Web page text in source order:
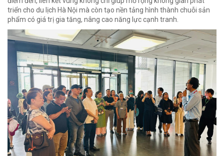
triển cho du lịch Hà Nội mà còn tạo nền tảng hình thành chuỗi sản
phẩm có giá trị gia tăng, nâng cao năng lực cạnh tranh.